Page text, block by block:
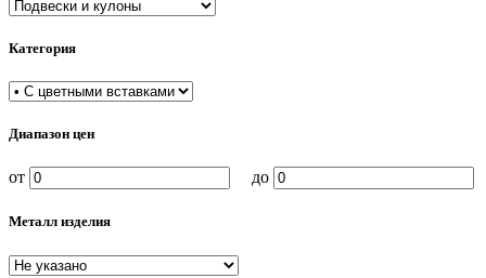
Категория
Диапазон цен
от до
Металл изделия